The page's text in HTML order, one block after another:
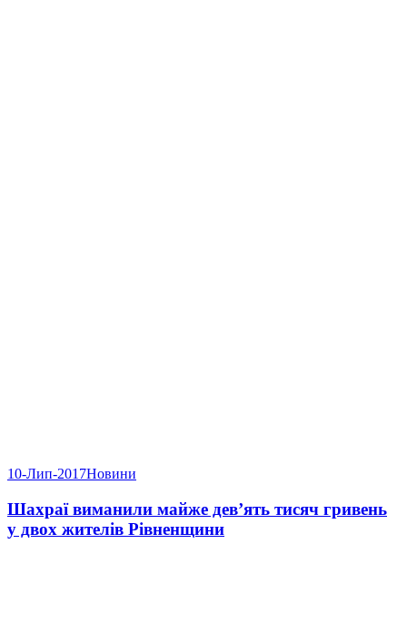
10-Лип-2017Новини
Шахраї виманили майже дев’ять тисяч гривень
у двох жителів Рівненщини